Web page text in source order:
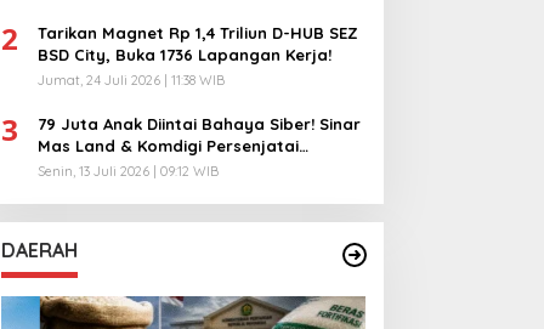
2
Tarikan Magnet Rp 1,4 Triliun D-HUB SEZ
BSD City, Buka 1736 Lapangan Kerja!
Jumat, 24 Juli 2026 | 11:38 WIB
3
79 Juta Anak Diintai Bahaya Siber! Sinar
Mas Land & Komdigi Persenjatai
Ratusan Guru!
Senin, 13 Juli 2026 | 09:12 WIB
DAERAH